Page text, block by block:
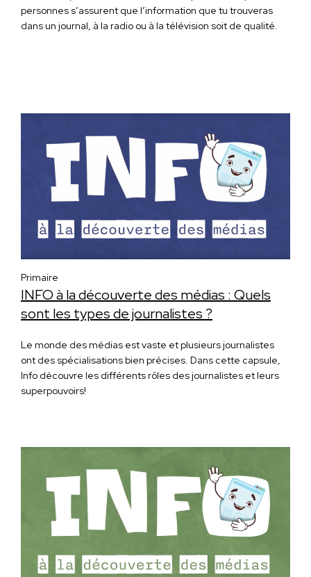
personnes s’assurent que l’information que tu trouveras
dans un journal, à la radio ou à la télévision soit de qualité.
INFO à la découverte des médias : Quels
sont les types de journalistes ?
Le monde des médias est vaste et plusieurs journalistes
ont des spécialisations bien précises. Dans cette capsule,
Info découvre les différents rôles des journalistes et leurs
superpouvoirs!
Primaire